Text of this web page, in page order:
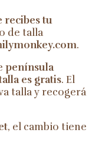
recibes tu
de talla
.
península
es gratis. El
talla y recogerá
, el cambio tiene